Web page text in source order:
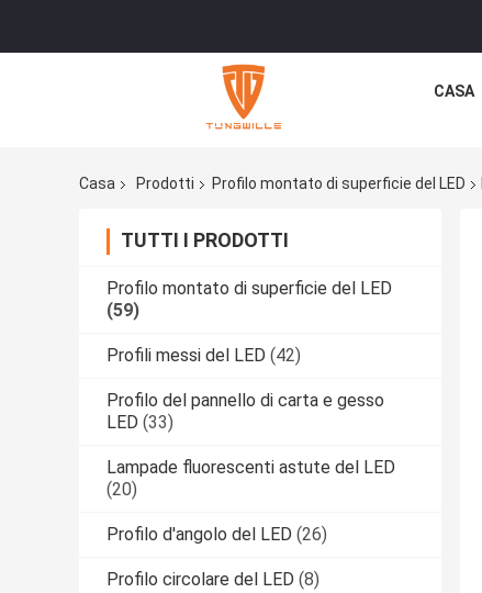
CASA
Casa Prodotti Profilo montato di superficie del LED
TUTTI I PRODOTTI
Profilo montato di superficie del LED
(59)
Profili messi del LED (42)
Profilo del pannello di carta e gesso
LED (33)
Lampade fluorescenti astute del LED
(20)
Profilo d'angolo del LED (26)
Profilo circolare del LED (8)